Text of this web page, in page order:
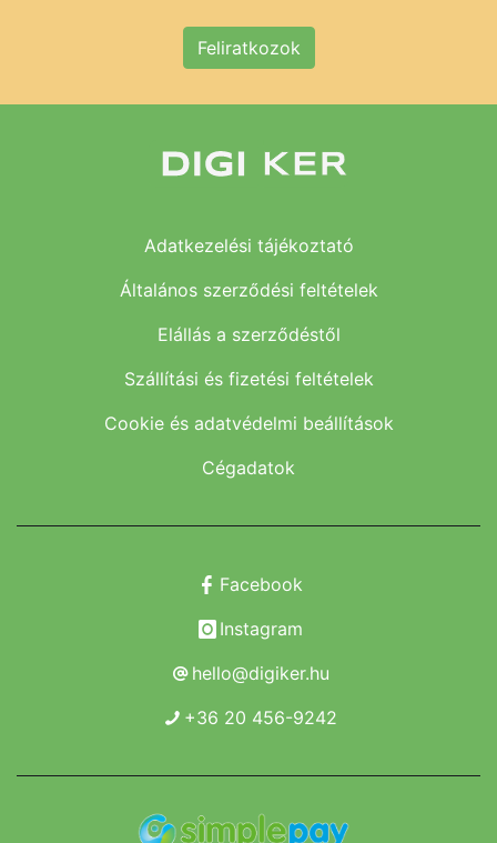
Feliratkozok
Adatkezelési tájékoztató
Általános szerződési feltételek
Elállás a szerződéstől
Szállítási és fizetési feltételek
Cookie és adatvédelmi beállítások
Cégadatok
Facebook
Instagram
hello@digiker.hu
+36 20 456-9242